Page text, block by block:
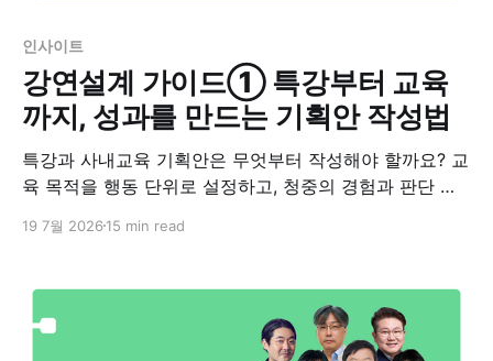
인사이트
강연설계 가이드① 특강부터 교육
까지, 성과를 만드는 기획안 작성법
특강과 사내교육 기획안은 무엇부터 작성해야 할까요? 교
육 목적을 행동 단위로 설정하고, 청중의 경험과 판단 기
습니다.
19 7월 2026 15 min read